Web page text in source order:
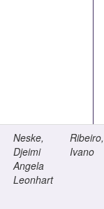
Neske,
Djeimi
Angela
Leonhart
Ribeiro,
Ivano